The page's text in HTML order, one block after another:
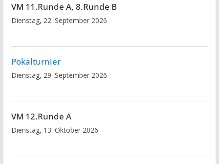
VM 11.Runde A, 8.Runde B
Dienstag, 22. September 2026
Pokalturnier
Dienstag, 29. September 2026
VM 12.Runde A
Dienstag, 13. Oktober 2026